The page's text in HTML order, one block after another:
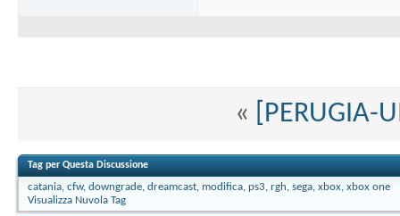
«
Tag per Questa Discussione
catania, cfw, downgrade, dreamcast, modifica, ps3, rgh, sega, xbox, xbox one
Visualizza Nuvola Tag